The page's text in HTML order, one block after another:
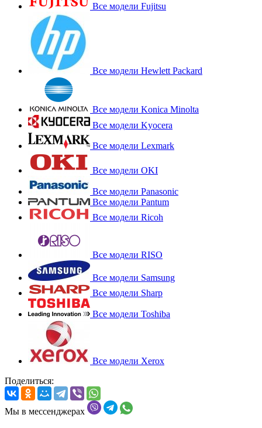
Все модели Fujitsu
Все модели Hewlett Packard
Все модели Konica Minolta
Все модели Kyocera
Все модели Lexmark
Все модели OKI
Все модели Panasonic
Все модели Pantum
Все модели Ricoh
Все модели RISO
Все модели Samsung
Все модели Sharp
Все модели Toshiba
Все модели Xerox
Поделиться:
Мы в мессенджерах